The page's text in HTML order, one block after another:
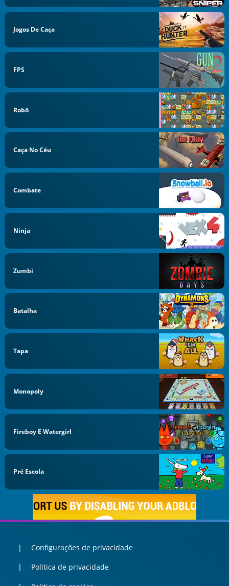
Jogos De Caça
FPS
Robô
Caça No Céu
Combate
Ninja
Zumbi
Batalha
Tapa
Monopoly
Fireboy E Watergirl
Pré Escola
Configurações de privacidade
Politica de privacidade